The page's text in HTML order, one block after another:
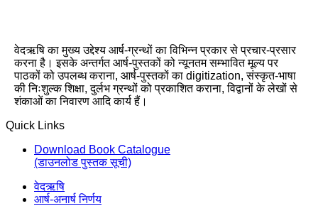
वेदऋषि का मुख्य उद्देश्य आर्ष-ग्रन्थों का विभिन्न प्रकार से प्रचार-प्रसार
करना है। इसके अन्तर्गत आर्ष-पुस्तकों को न्यूनतम सम्भावित मूल्य पर
पाठकों को उपलब्ध कराना, आर्ष-पुस्तकों का digitization, संस्कृत-भाषा
की निःशुल्क शिक्षा, दुर्लभ ग्रन्थों को प्रकाशित कराना, विद्वानों के लेखों से
शंकाओं का निवारण आदि कार्य हैं।
Quick Links
Download Book Catalogue
(डाउनलोड पुस्तक सूची)
वेदऋषि
आर्ष-अनार्ष निर्णय